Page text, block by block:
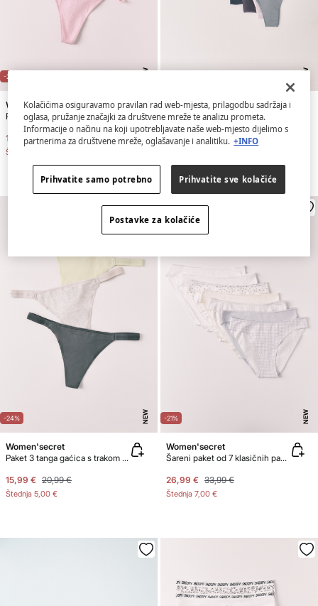
-24% NEW
Women'secret
Paket 3 tanga gaćica od pamučnog pointellea u miješanim bojama
15,99 € 20,99 €
Štednja
NEW
Women'secret
26,99 € 33,99 €
-24% NEW
Women'secret
Paket 3 tanga gaćica s trakom od pamuka s logotipom
15,99 € 20,99 €
Štednja 5,00 €
-21% NEW
Women'secret
Šareni paket od 7 klasičnih pamučnih gaćica s uzorkom
26,99 € 33,99 €
Štednja 7,00 €
Kolačićima osiguravamo pravilan rad web-mjesta, prilagodbu sadržaja i
oglasa, pružanje značajki za društvene mreže te analizu prometa.
Informacije o načinu na koji upotrebljavate naše web-mjesto dijelimo s
partnerima za društvene mreže, oglašavanje i analitiku. +INFO
Prihvatite samo potrebno Prihvatite sve kolačiće
Postavke za kolačiće